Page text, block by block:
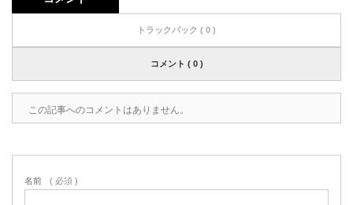
トラックバック ( 0 )
コメント ( 0 )
この記事へのコメントはありません。
名前 ( 必須 )